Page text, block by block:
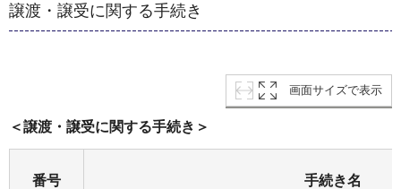
譲渡・譲受に関する手続き
画面サイズで表示
＜譲渡・譲受に関する手続き＞
番号 手続き名